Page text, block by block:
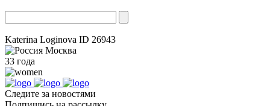
Katerina Loginova ID 26943
Москва
33 года
Следите за новостями